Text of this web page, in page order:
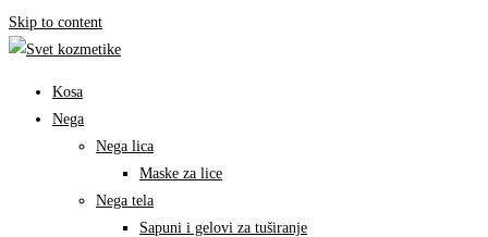
Skip to content
Kosa
Nega
Nega lica
Maske za lice
Nega tela
Sapuni i gelovi za tuširanje